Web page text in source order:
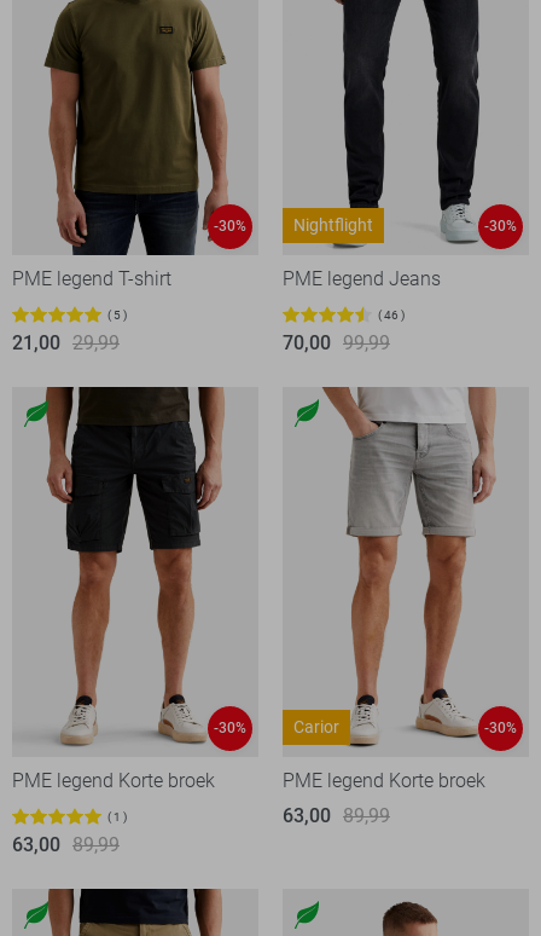
-30%
PME legend T-shirt
5
21,00 29,99
Nightflight -30%
PME legend Jeans
46
70,00 99,99
-30%
PME legend Korte broek
1
63,00 89,99
Carior -30%
PME legend Korte broek
63,00 89,99